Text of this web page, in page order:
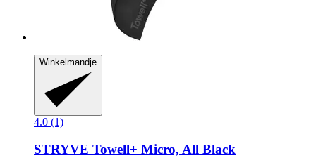
Winkelmandje
4.0 (1)
STRYVE Towell+ Micro, All Black